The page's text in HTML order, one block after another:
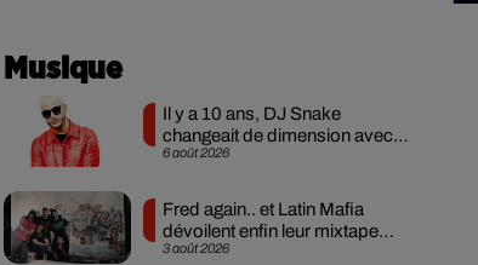
Musique
6 août 2026
Il y a 10 ans, DJ Snake
changeait de dimension avec
son premier...
3 août 2026
Fred again.. et Latin Mafia
dévoilent enfin leur mixtape
créée en...